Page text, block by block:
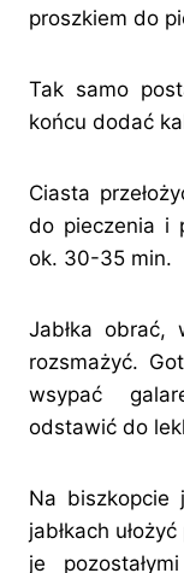
proszkiem do
Tak samo
końcu dodać
Ciasta
do pieczenia i
ok. 30-35 min.
Jabłka obrać,
rozsmażyć.
wsypać
odstawić do
Na biszkopcie
jabłkach
je